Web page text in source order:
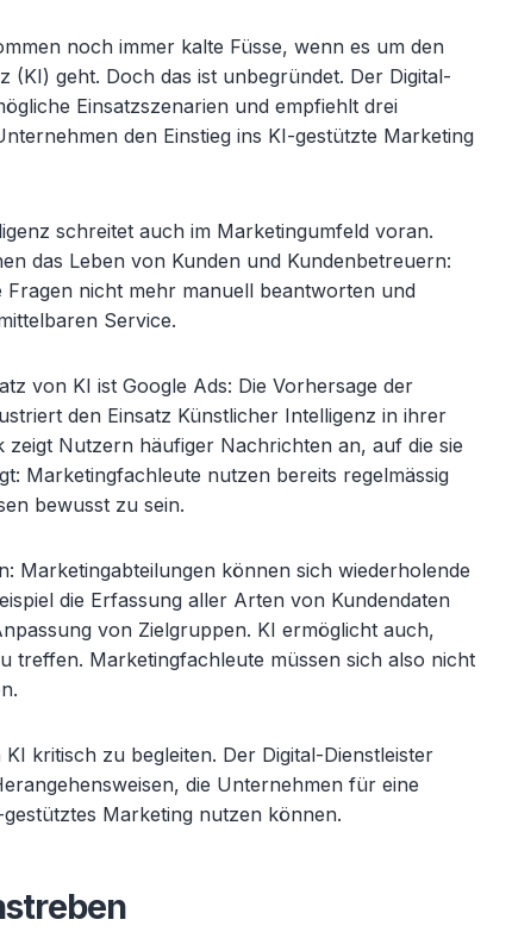
noch immer kalte Füsse, wenn es um den
(KI) geht. Doch das ist unbegründet. Der Digital-
Einsatzszenarien und empfiehlt drei
den Einstieg ins KI-gestützte Marketing
schreitet auch im Marketingumfeld voran.
das Leben von Kunden und Kundenbetreuern:
Fragen nicht mehr manuell beantworten und
Service.
von KI ist Google Ads: Die Vorhersage der
den Einsatz Künstlicher Intelligenz in ihrer
Nutzern häufiger Nachrichten an, auf die sie
Marketingfachleute nutzen bereits regelmässig
bewusst zu sein.
Marketingabteilungen können sich wiederholende
die Erfassung aller Arten von Kundendaten
von Zielgruppen. KI ermöglicht auch,
treffen. Marketingfachleute müssen sich also nicht
kritisch zu begleiten. Der Digital-Dienstleister
die Unternehmen für eine
Marketing nutzen können.